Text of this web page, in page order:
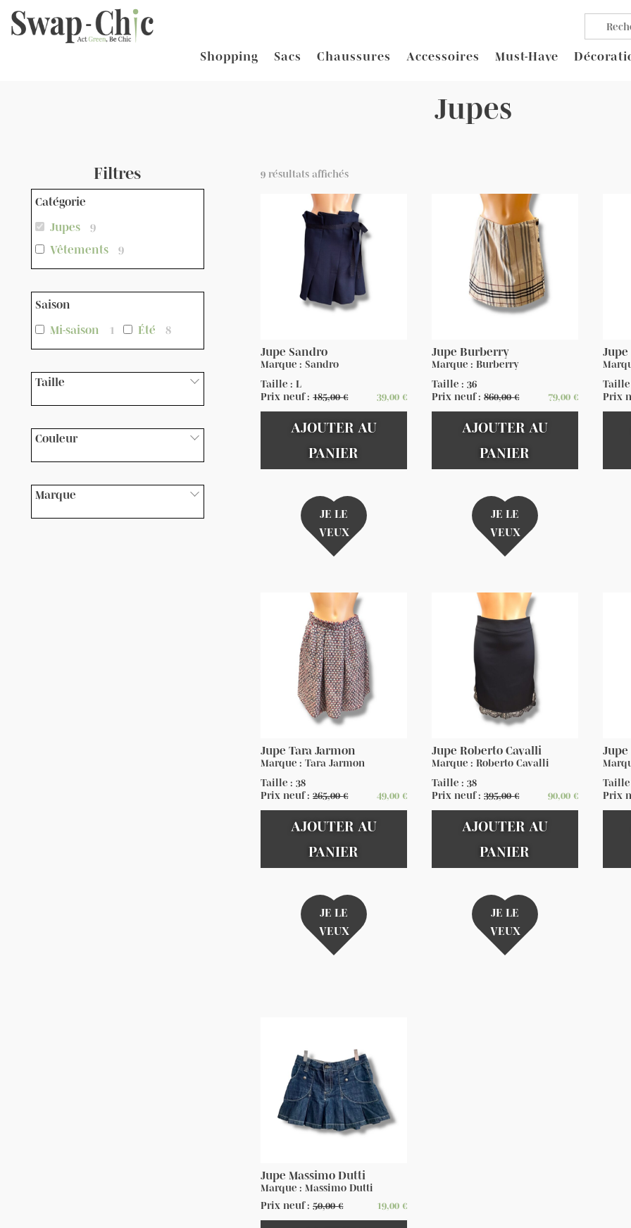
Shopping Sacs Chaussures Accessoires Must-Have
Jupes
Filtres
Catégorie
Jupes
9
Vêtements
9
Saison
Mi-saison
1 Été 8
Taille
Couleur
Marque
9 résultats affichés
Jupe Sandro
Marque : Sandro
Taille : L
Prix neuf :185,00€ 39,00 €
AJOUTER AU
PANIER
JE LE
VEUX
Jupe Burberry
Marque : Burberry
Taille : 36
Prix neuf :860,00€ 79,00 €
AJOUTER AU
PANIER
JE LE
VEUX
Jupe
Taille
Prix
Jupe Tara Jarmon
Marque : Tara Jarmon
Taille : 38
Prix neuf :265,00€ 49,00 €
AJOUTER AU
PANIER
JE LE
VEUX
Jupe Roberto Cavalli
Marque : Roberto Cavalli
Taille : 38
Prix neuf :395,00€ 90,00 €
AJOUTER AU
PANIER
JE LE
VEUX
Jupe
Taille
Prix
Jupe Massimo Dutti
Marque : Massimo Dutti
Prix neuf :50,00€ 19,00 €